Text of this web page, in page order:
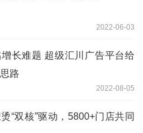
2022-06-03
长难题 超级汇川广告平台给
路
2022-08-05
“双核”驱动，5800+门店共同